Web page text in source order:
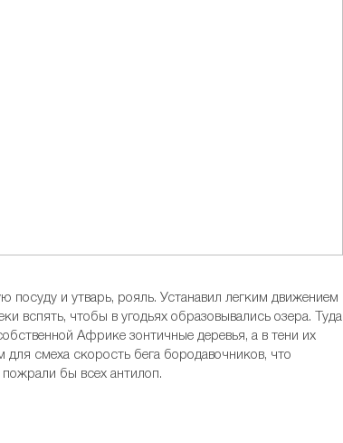
посуду и утварь, рояль. Устанавил легким движением
вспять, чтобы в угодьях образовывались озера. Туда
Африке зонтичные деревья, а в тени их
смеха скорость бега бородавочников, что
бы всех антилоп.